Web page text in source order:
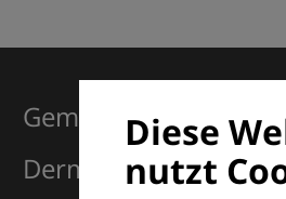
Diese
nutzt
Gemeinsam für
Dermatologie